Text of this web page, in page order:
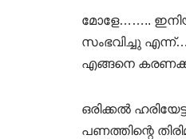
മോളേ……..
സംഭവിച്ചു
എങ്ങനെ
ഒരിക്കൽ
പണത്തിന്റെ